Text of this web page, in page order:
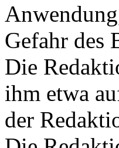
Gefahr des
Die
ihm etwa
der